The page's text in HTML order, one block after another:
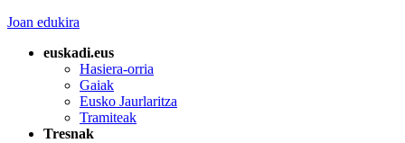
Joan edukira
euskadi.eus
Hasiera-orria
Gaiak
Eusko Jaurlaritza
Tramiteak
Tresnak